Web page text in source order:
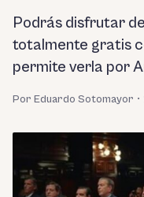
Podrás disfrutar
totalmente gratis
permite verla por
Por Eduardo Sotomayor •